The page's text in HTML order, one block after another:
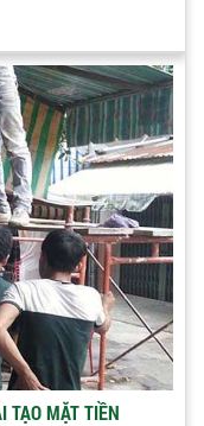
TẠO MẶT TIỀN